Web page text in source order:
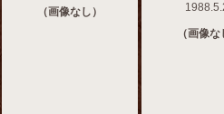
（画像なし）
（画像な